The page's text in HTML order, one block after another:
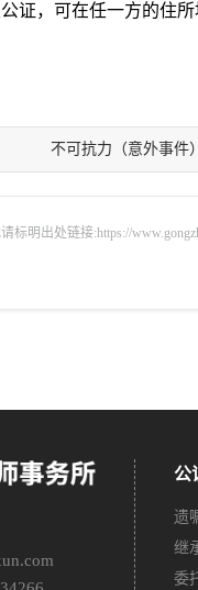
证，可在任一方的住
不可抗力（意外事件
标明出处链接:https://
公
遗
继
委